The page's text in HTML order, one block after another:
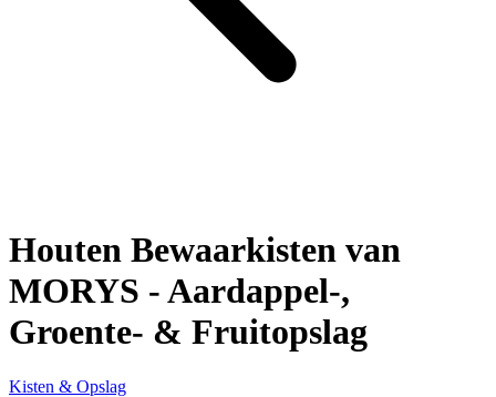
Houten Bewaarkisten van
MORYS - Aardappel-,
Groente- & Fruitopslag
Kisten & Opslag